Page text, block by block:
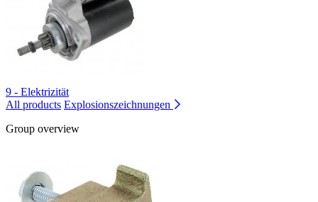
9 - Elektrizität
All products Explosionszeichnungen
Group overview